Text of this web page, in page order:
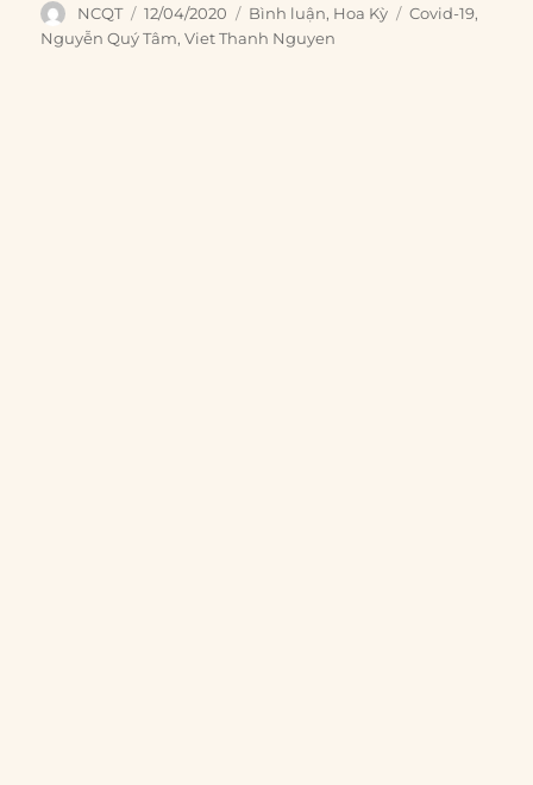
Author
NCQT
Posted
on
12/04/2020 Categories
Bình luận, Hoa Kỳ Tags
Covid-19,
Nguyễn Quý Tâm,Viet Thanh Nguyen